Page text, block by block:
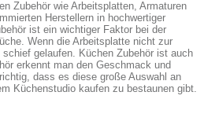
Zubehör wie Arbeitsplatten, Armaturen
Herstellern in hochwertiger
ist ein wichtiger Faktor bei der
Wenn die Arbeitsplatte nicht zur
gelaufen. Küchen Zubehör ist auch
erkennt man den Geschmack und
dass es diese große Auswahl an
Küchenstudio kaufen zu bestaunen gibt.